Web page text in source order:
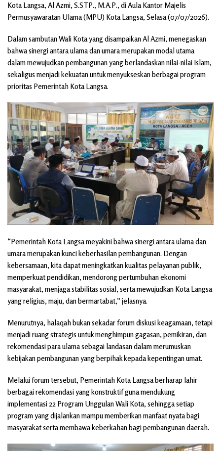
Kota Langsa, Al Azmi, S.STP., M.A.P., di Aula Kantor Majelis
Permusyawaratan Ulama (MPU) Kota Langsa, Selasa (07/07/2026).
Dalam sambutan Wali Kota yang disampaikan Al Azmi, menegaskan
bahwa sinergi antara ulama dan umara merupakan modal utama
dalam mewujudkan pembangunan yang berlandaskan nilai-nilai Islam,
sekaligus menjadi kekuatan untuk menyukseskan berbagai program
prioritas Pemerintah Kota Langsa.
“Pemerintah Kota Langsa meyakini bahwa sinergi antara ulama dan
umara merupakan kunci keberhasilan pembangunan. Dengan
kebersamaan, kita dapat meningkatkan kualitas pelayanan publik,
memperkuat pendidikan, mendorong pertumbuhan ekonomi
masyarakat, menjaga stabilitas sosial, serta mewujudkan Kota Langsa
yang religius, maju, dan bermartabat,” jelasnya.
Menurutnya, halaqah bukan sekadar forum diskusi keagamaan, tetapi
menjadi ruang strategis untuk menghimpun gagasan, pemikiran, dan
rekomendasi para ulama sebagai landasan dalam merumuskan
kebijakan pembangunan yang berpihak kepada kepentingan umat.
Melalui forum tersebut, Pemerintah Kota Langsa berharap lahir
berbagai rekomendasi yang konstruktif guna mendukung
implementasi 22 Program Unggulan Wali Kota, sehingga setiap
program yang dijalankan mampu memberikan manfaat nyata bagi
masyarakat serta membawa keberkahan bagi pembangunan daerah.